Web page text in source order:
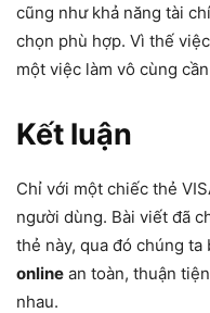
cũng như khả năng tài
chọn phù hợp. Vì thế
một việc làm vô cùng
Kết luận
Chỉ với một chiếc thẻ
người dùng. Bài viết đã
thẻ này, qua đó chúng ta
online an toàn, thuận
nhau.